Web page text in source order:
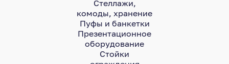
Стеллажи,
комоды, хранение
Пуфы и банкетки
Презентационное
оборудование
Стойки